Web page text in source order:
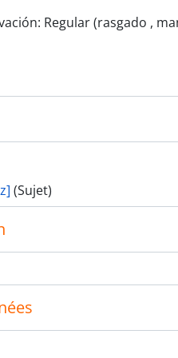
Regular (rasgado ,
(Sujet)